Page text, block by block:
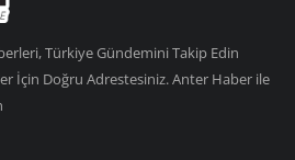
Türkiye Gündemini Takip Edin
İçin Doğru Adrestesiniz. Anter Haber ile